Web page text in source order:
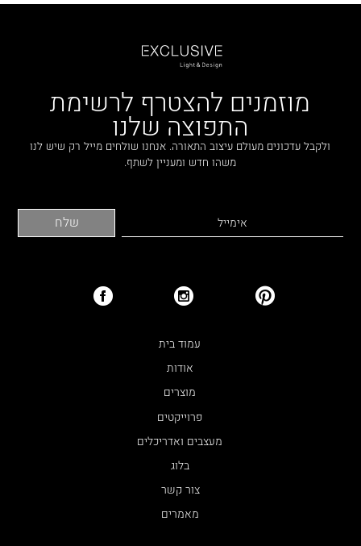
מוזמנים להצטרף לרשימת
התפוצה שלנו
ולקבל עדכונים מעולם עיצוב התאורה. אנחנו שולחים מייל רק שיש לנו
משהו חדש ומעניין לשתף.
עמוד בית
אודות
מוצרים
פרוייקטים
מעצבים ואדריכלים
בלוג
צור קשר
מאמרים